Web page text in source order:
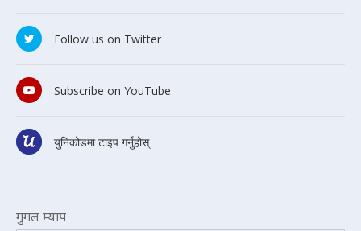
Follow us on Twitter
Subscribe on YouTube
युनिकोडमा टाइप गर्नुहोस्
गुगल म्याप